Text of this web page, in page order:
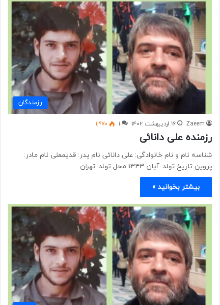
رزمندگان
Zaeem ۱۶ اردیبهشت ۱۴۰۲ ۱ ۱,۹۷۰
رزمنده علی دانائی
شناسه نام و نام خانوادگی: علی دانائی نام پدر: قدیمعلی نام مادر:
پروین تاریخ تولد: آبان ۱۳۴۳ محل تولد: تهران…
بیشتر بخوانید »